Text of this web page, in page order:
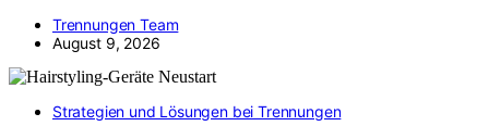
Trennungen Team
August 9, 2026
Strategien und Lösungen bei Trennungen